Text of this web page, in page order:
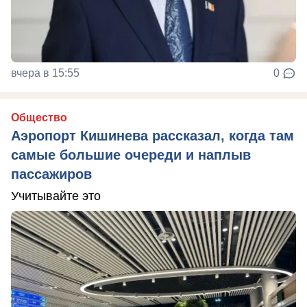
вчера в 15:55 0
Общество
Аэропорт Кишинева рассказал, когда там
самые большие очереди и наплыв
пассажиров
Учитывайте это